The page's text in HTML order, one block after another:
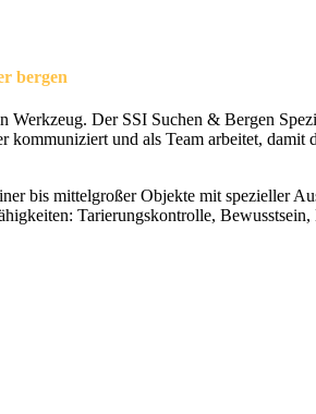
bergen
Der SSI Suchen & Bergen
und als Team arbeitet,
bis mittelgroßer Objekte mit spezieller
Tarierungskontrolle,